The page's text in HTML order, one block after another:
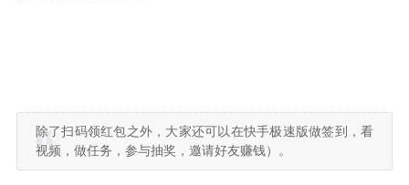
除了扫码领红包之外，大家还可以在快手极速版做签到，看
视频，做任务，参与抽奖，邀请好友赚钱）。